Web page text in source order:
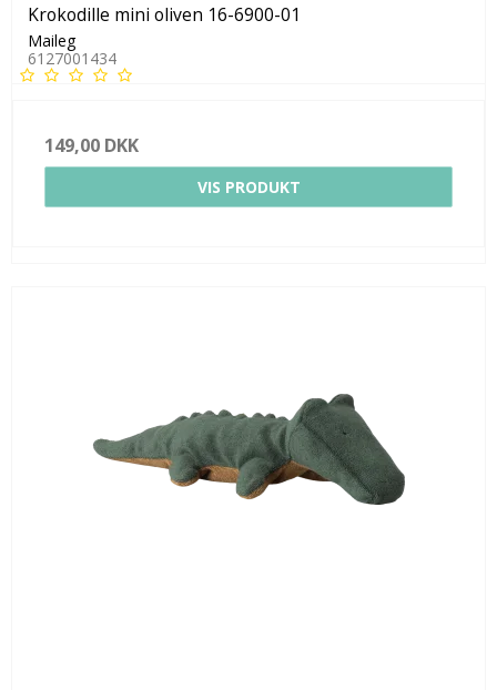
Krokodille mini oliven 16-6900-01
Maileg
6127001434
149,00 DKK
VIS PRODUKT